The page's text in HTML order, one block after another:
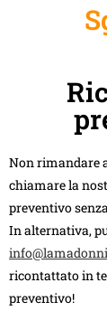
Non rimandare
chiamare la
preventivo
In alternativa,
ricontattato in
preventivo!